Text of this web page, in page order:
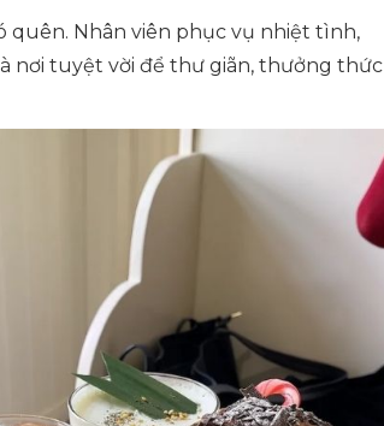
Nhân viên phục vụ nhiệt tình,
nơi tuyệt vời để thư giãn, thưởng thức